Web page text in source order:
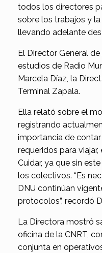
todos los directores
sobre los trabajos y
llevando adelante
El Director General
estudios de Radio
Marcela Díaz, la
Terminal Zapala.
Ella relató sobre el
registrando
importancia de
requeridos para
Cuidar, ya que sin
los colectivos. “Es
DNU continúan
protocolos”, recordó
La Directora mostró
oficina de la CNRT,
conjunta en